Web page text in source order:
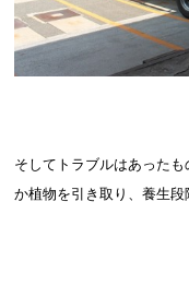
そしてトラブルはあった
か植物を引き取り、養生段